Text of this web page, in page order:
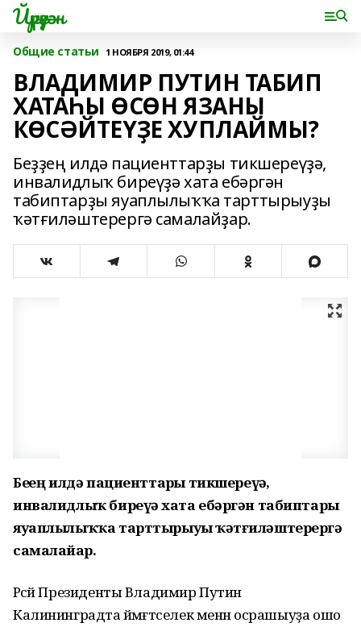
Йүрүҙән
Общие статьи 1 НОЯБРЯ 2019, 01:44
ВЛАДИМИР ПУТИН ТАБИП
ХАТАҺЫ ӨСӨН ЯЗАНЫ
КӨСӘЙТЕҮҘЕ ХУПЛАЙМЫ?
Беҙҙең илдә пациенттарҙы тикшереүҙә,
инвалидлыҡ биреүҙә хата ебәргән
табиптарҙы яуаплылыҡҡа тарттырыуҙы
ҡәтғиләштерергә самалайҙар.
Беҙҙең илдә пациенттарҙы тикшереүҙә,
инвалидлыҡ биреүҙә хата ебәргән табиптарҙы
яуаплылыҡҡа тарттырыуҙы ҡәтғиләштерергә
самалайҙар.
Рәсәй Президенты Владимир Путин
Калининградта йәмәғәтселек менән осрашыуҙа ошо